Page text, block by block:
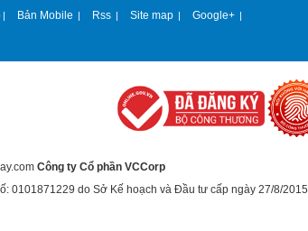
| Bản Mobile | Rss | Site map | Google+ |
Công ty Cổ phần VCCorp
0101871229 do Sở Kế hoạch và Đầu tư cấp ngày 27/8/2015